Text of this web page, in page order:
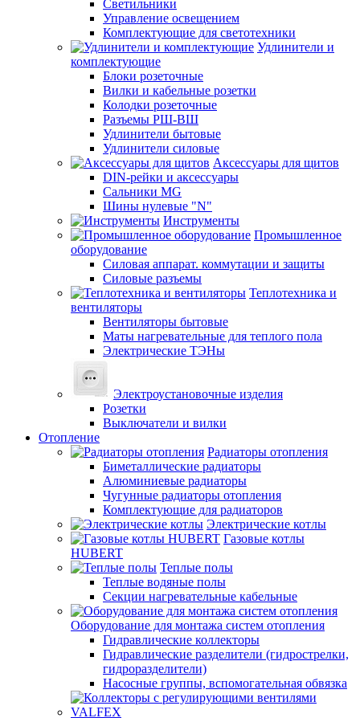
Светильники
Управление освещением
Комплектующие для светотехники
Удлинители и
комплектующие
Блоки розеточные
Вилки и кабельные розетки
Колодки розеточные
Разъемы РШ-ВШ
Удлинители бытовые
Удлинители силовые
Аксессуары для щитов
DIN-рейки и аксессуары
Сальники MG
Шины нулевые "N"
Инструменты
Промышленное
оборудование
Силовая аппарат. коммутации и защиты
Силовые разъемы
Теплотехника и
вентиляторы
Вентиляторы бытовые
Маты нагревательные для теплого пола
Электрические ТЭНы
Электроустановочные изделия
Розетки
Выключатели и вилки
Отопление
Радиаторы отопления
Биметаллические радиаторы
Алюминиевые радиаторы
Чугунные радиаторы отопления
Комплектующие для радиаторов
Электрические котлы
Газовые котлы
HUBERT
Теплые полы
Теплые водяные полы
Секции нагревательные кабельные
Оборудование для монтажа систем отопления
Гидравлические коллекторы
Гидравлические разделители (гидрострелки,
гидроразделители)
Насосные группы, вспомогательная обвязка